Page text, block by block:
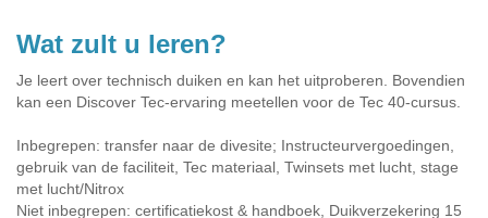
Wat zult u leren?
Je leert over technisch duiken en kan het uitproberen. Bovendien
kan een Discover Tec-ervaring meetellen voor de Tec 40-cursus.
Inbegrepen: transfer naar de divesite; Instructeurvergoedingen,
gebruik van de faciliteit, Tec materiaal, Twinsets met lucht, stage
met lucht/Nitrox
Niet inbegrepen: certificatiekost & handboek, Duikverzekering 15